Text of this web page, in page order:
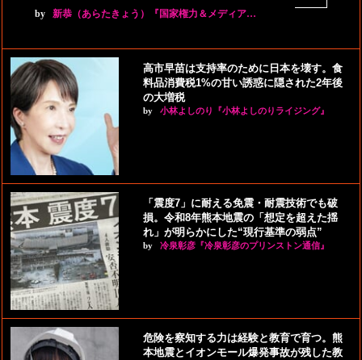
by 新恭（あらたきょう）『国家権力＆メディア…
高市早苗は支持率のために日本を壊す。食
料品消費税1%の甘い誘惑に隠された2年後
の大増税
by 小林よしのり『小林よしのりライジング』
「震度7」に耐える免震・耐震技術でも破
損。令和8年熊本地震の「想定を超えた揺
れ」が明らかにした“現行基準の弱点”
by 冷泉彰彦『冷泉彰彦のプリンストン通信』
危険を察知する力は経験と教育で育つ。熊
本地震とイオンモール爆発事故が残した教